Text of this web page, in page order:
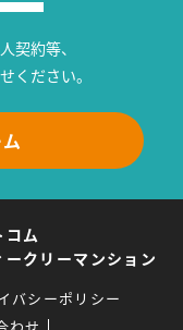
契約等、
ください。
ム
クリーマンション
バシーポリシー